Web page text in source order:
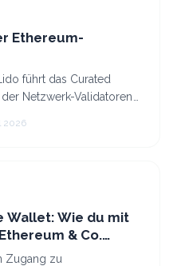
Ethereum-
führt das Curated
Netzwerk-Validatoren
2026
Wallet: Wie du mit
& Co.
Zugang zu